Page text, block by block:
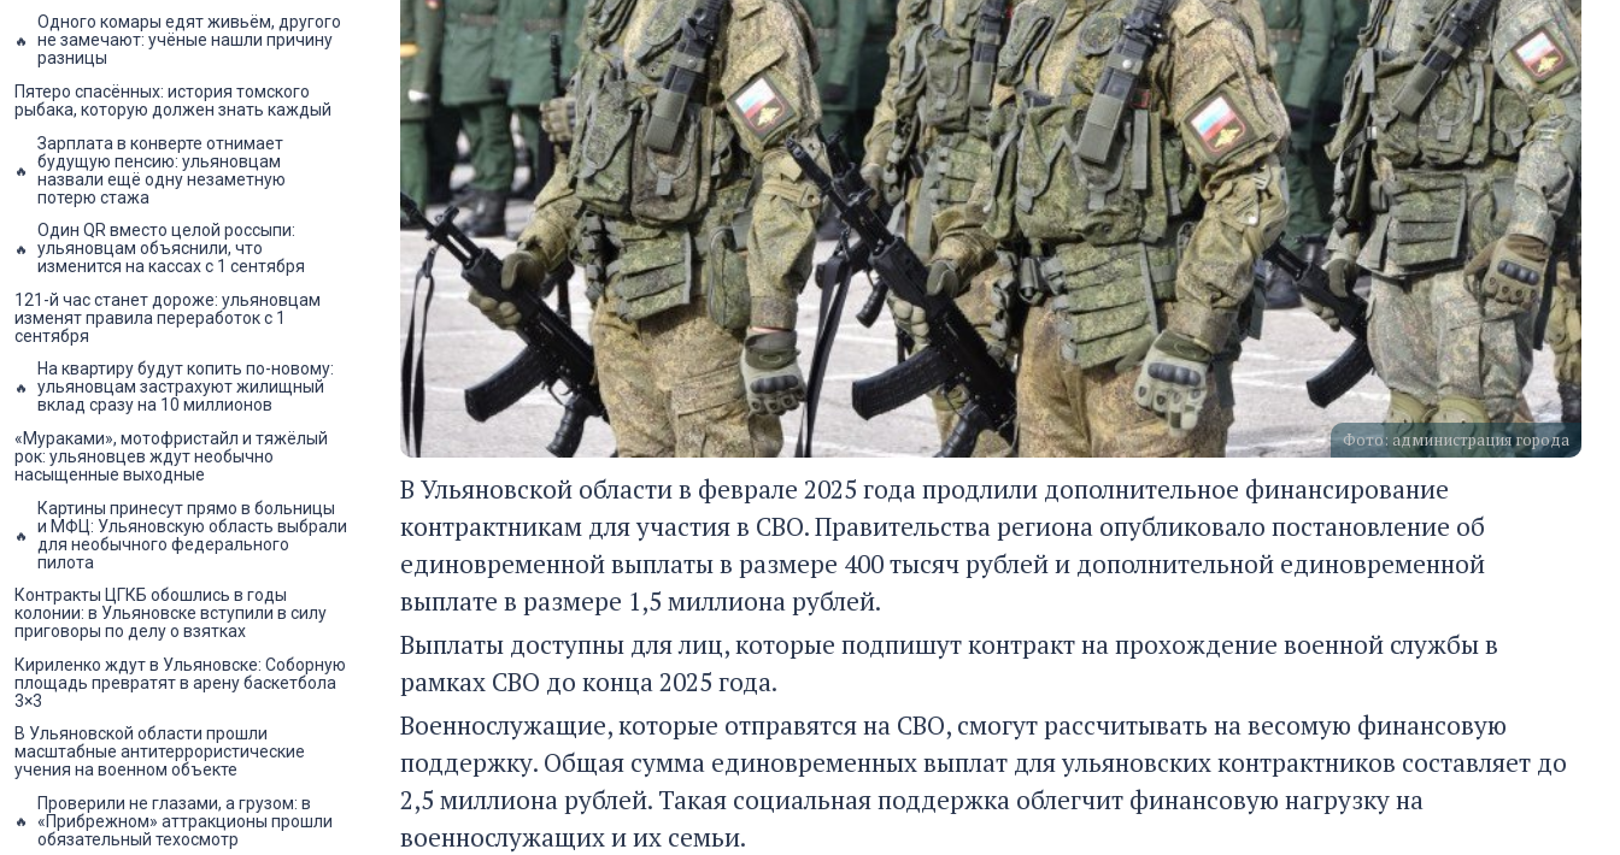
Фото: администрация города
В Ульяновской области в феврале 2025 года продлили дополнительное финансирование
контрактникам для участия в СВО. Правительства региона опубликовало постановление об
единовременной выплаты в размере 400 тысяч рублей и дополнительной единовременной
выплате в размере 1,5 миллиона рублей.
Выплаты доступны для лиц, которые подпишут контракт на прохождение военной службы в
рамках СВО до конца 2025 года.
Военнослужащие, которые отправятся на СВО, смогут рассчитывать на весомую финансовую
поддержку. Общая сумма единовременных выплат для ульяновских контрактников составляет до
2,5 миллиона рублей. Такая социальная поддержка облегчит финансовую нагрузку на
военнослужащих и их семьи.
Одного комары едят живьём, другого
не замечают: учёные нашли причину
разницы
Пятеро спасённых: история томского
рыбака, которую должен знать каждый
Зарплата в конверте отнимает
будущую пенсию: ульяновцам
назвали ещё одну незаметную
потерю стажа
Один QR вместо целой россыпи:
ульяновцам объяснили, что
изменится на кассах с 1 сентября
121-й час станет дороже: ульяновцам
изменят правила переработок с 1
сентября
На квартиру будут копить по-новому:
ульяновцам застрахуют жилищный
вклад сразу на 10 миллионов
«Мураками», мотофристайл и тяжёлый
рок: ульяновцев ждут необычно
насыщенные выходные
Картины принесут прямо в больницы
и МФЦ: Ульяновскую область выбрали
для необычного федерального
пилота
Контракты ЦГКБ обошлись в годы
колонии: в Ульяновске вступили в силу
приговоры по делу о взятках
Кириленко ждут в Ульяновске: Соборную
площадь превратят в арену баскетбола
3×3
В Ульяновской области прошли
масштабные антитеррористические
учения на военном объекте
Проверили не глазами, а грузом: в
«Прибрежном» аттракционы прошли
обязательный техосмотр